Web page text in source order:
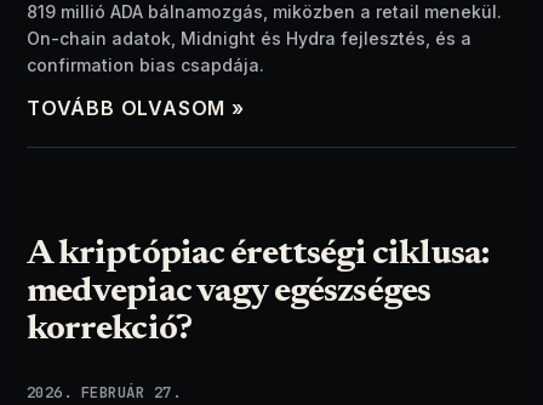
819 millió ADA bálnamozgás, miközben a retail menekül.
On-chain adatok, Midnight és Hydra fejlesztés, és a
confirmation bias csapdája.
TOVÁBB OLVASOM »
A kriptópiac érettségi ciklusa:
medvepiac vagy egészséges
korrekció?
2026. FEBRUÁR 27.